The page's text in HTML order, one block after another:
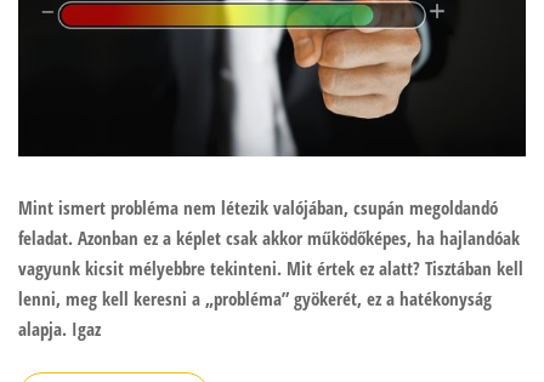
Mint ismert probléma nem létezik valójában, csupán megoldandó
feladat. Azonban ez a képlet csak akkor működőképes, ha hajlandóak
vagyunk kicsit mélyebbre tekinteni. Mit értek ez alatt? Tisztában kell
lenni, meg kell keresni a „probléma” gyökerét, ez a hatékonyság
alapja. Igaz